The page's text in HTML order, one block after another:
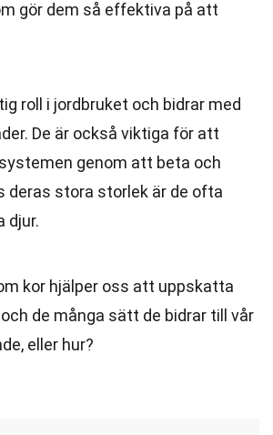
gör dem så effektiva på att
roll i jordbruket och bidrar med
De är också viktiga för att
genom att beta och
deras stora storlek är de ofta
djur.
kor hjälper oss att uppskatta
de många sätt de bidrar till vår
eller hur?